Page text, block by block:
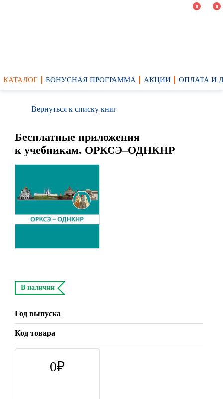
0 0
КАТАЛОГ БОНУСНАЯ ПРОГРАММА АКЦИИ ОПЛАТА И
Вернуться к списку книг
Бесплатные приложения
к учебникам. ОРКСЭ–ОДНКНР
В наличии
Год выпуска
Код товара
0